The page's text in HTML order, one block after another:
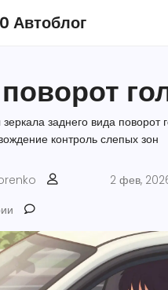
Автоблог
зеркала заднего вида поворот
контроль слепых зон
2 фев,